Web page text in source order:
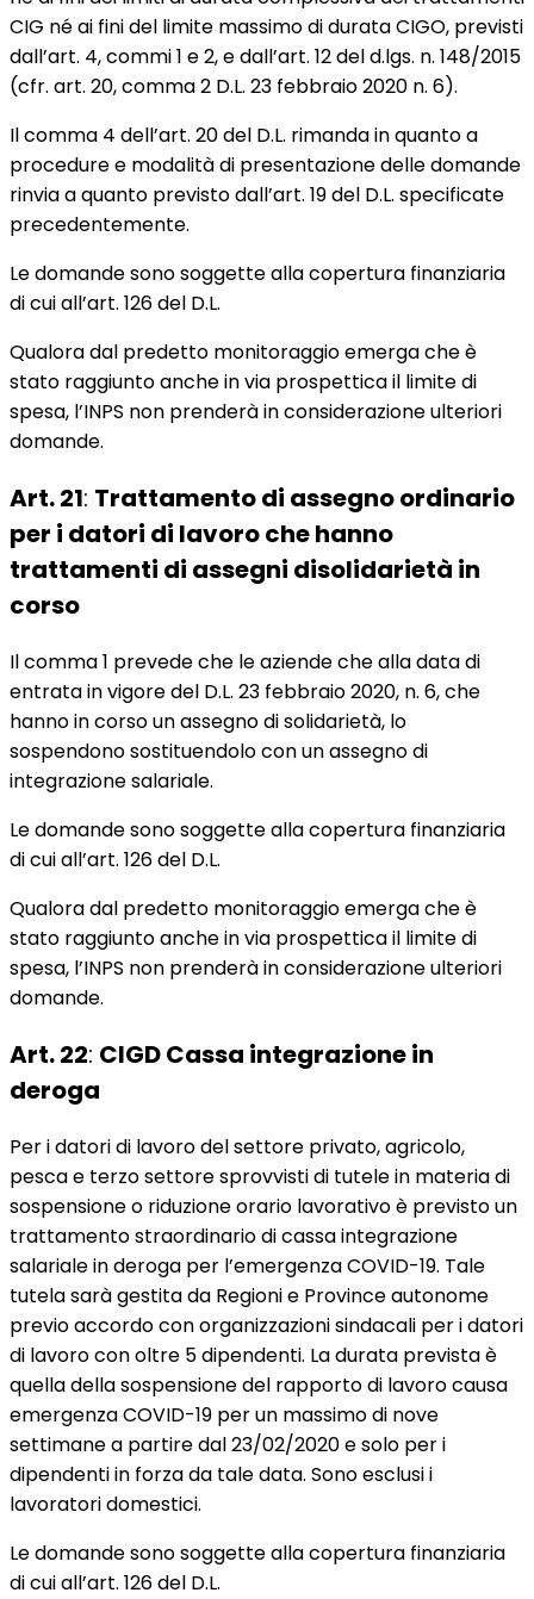
CIG né ai fini del limite massimo di durata CIGO, previsti
dall’art. 4, commi 1 e 2, e dall’art. 12 del d.lgs. n. 148/2015
(cfr. art. 20, comma 2 D.L. 23 febbraio 2020 n. 6).
Il comma 4 dell’art. 20 del D.L. rimanda in quanto a
procedure e modalità di presentazione delle domande
rinvia a quanto previsto dall’art. 19 del D.L. specificate
precedentemente.
Le domande sono soggette alla copertura finanziaria
di cui all’art. 126 del D.L.
Qualora dal predetto monitoraggio emerga che è
stato raggiunto anche in via prospettica il limite di
spesa, l’INPS non prenderà in considerazione ulteriori
domande.
Art. 21: Trattamento di assegno ordinario
per i datori di lavoro che hanno
trattamenti di assegni disolidarietà in
corso
Il comma 1 prevede che le aziende che alla data di
entrata in vigore del D.L. 23 febbraio 2020, n. 6, che
hanno in corso un assegno di solidarietà, lo
sospendono sostituendolo con un assegno di
integrazione salariale.
Le domande sono soggette alla copertura finanziaria
di cui all’art. 126 del D.L.
Qualora dal predetto monitoraggio emerga che è
stato raggiunto anche in via prospettica il limite di
spesa, l’INPS non prenderà in considerazione ulteriori
domande.
Art. 22: CIGD Cassa integrazione in
deroga
Per i datori di lavoro del settore privato, agricolo,
pesca e terzo settore sprovvisti di tutele in materia di
sospensione o riduzione orario lavorativo è previsto un
trattamento straordinario di cassa integrazione
salariale in deroga per l’emergenza COVID-19. Tale
tutela sarà gestita da Regioni e Province autonome
previo accordo con organizzazioni sindacali per i datori
di lavoro con oltre 5 dipendenti. La durata prevista è
quella della sospensione del rapporto di lavoro causa
emergenza COVID-19 per un massimo di nove
settimane a partire dal 23/02/2020 e solo per i
dipendenti in forza da tale data. Sono esclusi i
lavoratori domestici.
Le domande sono soggette alla copertura finanziaria
di cui all’art. 126 del D.L.